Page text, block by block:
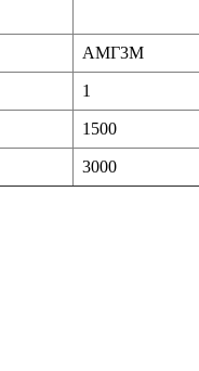
АМГ3М
1
1500
3000